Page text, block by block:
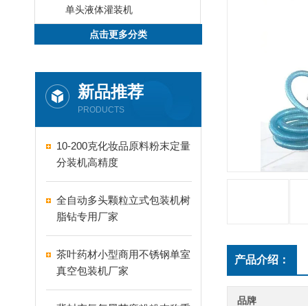
单头液体灌装机
点击更多分类
新品推荐
PRODUCTS
10-200克化妆品原料粉末定量
分装机高精度
全自动多头颗粒立式包装机树
脂钻专用厂家
茶叶药材小型商用不锈钢单室
真空包装机厂家
产品介绍：
品牌